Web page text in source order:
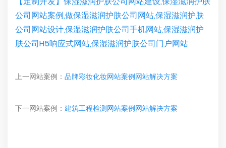
公司网站案例,做保湿滋润护肤公司网站,保湿滋润护肤
公司网站设计,保湿滋润护肤公司手机网站,保湿滋润护
肤公司H5响应式网站,保湿滋润护肤公司门户网站
上一网站案例： 品牌彩妆化妆网站案例网站解决方案
下一网站案例： 建筑工程检测网站案例网站解决方案